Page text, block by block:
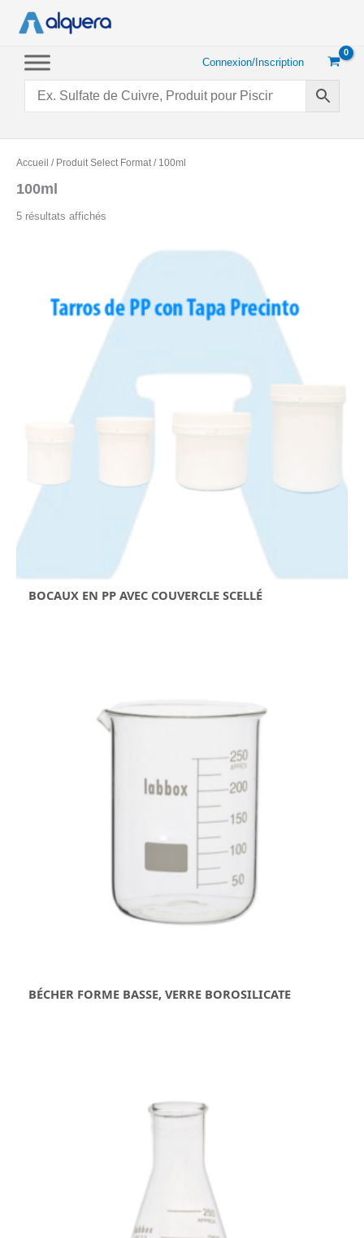
Connexion/Inscription
Accueil / Produit Select Format / 100ml
100ml
5 résultats affichés
BOCAUX EN PP AVEC COUVERCLE SCELLÉ
BÉCHER FORME BASSE, VERRE BOROSILICATE